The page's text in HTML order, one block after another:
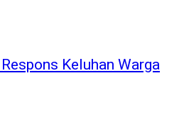
Keluhan Warga